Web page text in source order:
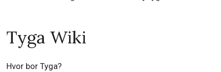
Tyga Wiki
Hvor bor Tyga?